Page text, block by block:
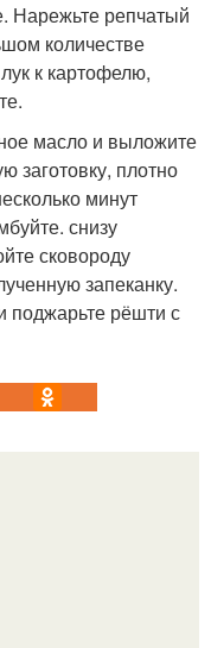
Нарежьте репчатый
количестве
к картофелю,
масло и выложите
заготовку, плотно
минут
снизу
сковороду
запеканку.
поджарьте рёшти с